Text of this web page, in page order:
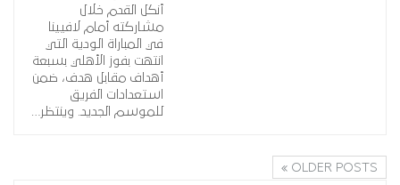
أنكل القدم خلال
مشاركته أمام لافيينا
في المباراة الودية التي
انتهت بفوز الأهلي بسبعة
أهداف مقابل هدف، ضمن
استعدادات الفريق
للموسم الجديد. وينتظر…
OLDER POSTS